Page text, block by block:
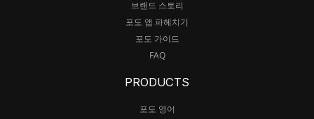
브랜드 스토리
포도 앱 파헤치기
포도 가이드
FAQ
PRODUCTS
포도 영어